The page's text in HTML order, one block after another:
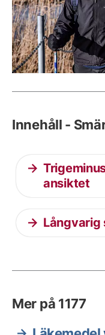
Innehåll -
ansiktet
Långvarig
Mer på 1177